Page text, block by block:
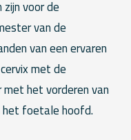
voor de
van de
van een ervaren
met de
het vorderen van
het foetale hoofd.